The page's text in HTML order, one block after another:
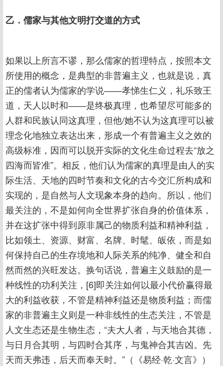
乙．儒家与其他文明打交道的方式
如果以上所言不谬，那么儒家的哲理特点，按照本文
所使用的概念，是典型的非普遍主义，也就是说，真
正的儒者认为儒家的学说――孝悌生仁义，礼乐致王
道，天人以时和――是终极真理，也希望尽可能多的
人群和民族认同这真理，但他/她不认为这真理可以被
理念化地独立表达出来，形成一个有普遍主义之效的
高级标准，因而可以脱开实际的文化生命过程去“放之
四海而皆准”。相反，他们认为儒家的真理是由人的实
际生活、天地的四时节奏和文化的古今交汇所构成和
实现的，是自然与人文现象本身的趋向。所以，他们
最关注的，不是如何向全世界扩张自身的价值体系，
并在这扩张中得到原非属己的物质利益和精神利益，
比如领土、资源、财富、名牌、时髦、皈依，而是如
何保持自己的生存境地和人际关系的纯净、健全和自
然而然的兴旺发达。换句话说，普遍主义鼓励的是一
种线性的功利关注，[6]即关注如何以最小代价赢得最
大的利益收获，不管是精神利益还是物质利益；而儒
家的非普遍主义则是一种非线性的生态关注，不管是
人文生态还是生物生态，“夫大人者，与天地合其德，
与日月合其明，与四时合其序，与鬼神合其吉凶。先
天而天弗违，后天而奉天时。”（《易经·乾·文言》）